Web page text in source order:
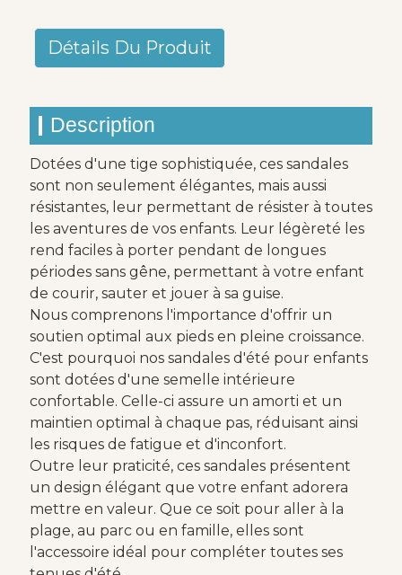
Détails Du Produit
Description
Dotées d'une tige sophistiquée, ces sandales
sont non seulement élégantes, mais aussi
résistantes, leur permettant de résister à toutes
les aventures de vos enfants. Leur légèreté les
rend faciles à porter pendant de longues
périodes sans gêne, permettant à votre enfant
de courir, sauter et jouer à sa guise.
Nous comprenons l'importance d'offrir un
soutien optimal aux pieds en pleine croissance.
C'est pourquoi nos sandales d'été pour enfants
sont dotées d'une semelle intérieure
confortable. Celle-ci assure un amorti et un
maintien optimal à chaque pas, réduisant ainsi
les risques de fatigue et d'inconfort.
Outre leur praticité, ces sandales présentent
un design élégant que votre enfant adorera
mettre en valeur. Que ce soit pour aller à la
plage, au parc ou en famille, elles sont
l'accessoire idéal pour compléter toutes ses